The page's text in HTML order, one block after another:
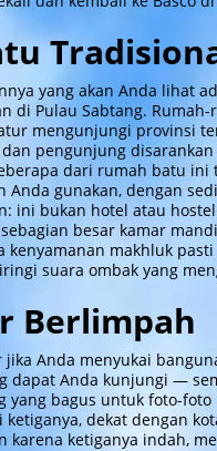
yang akan Anda lihat
di Pulau Sabtang.
mengunjungi provinsi
pengunjung
dari rumah batu ini
Anda gunakan, dengan
ini bukan hotel atau
besar kamar
kenyamanan makhluk
suara ombak yang
Berlimpah
jika Anda menyukai
dapat Anda kunjungi —
yang bagus untuk foto-
dekat dengan
karena ketiganya indah,